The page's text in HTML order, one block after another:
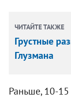
ЧИТАЙТЕ ТАКЖЕ
Грустные
Глузмана
Раньше, 10-15